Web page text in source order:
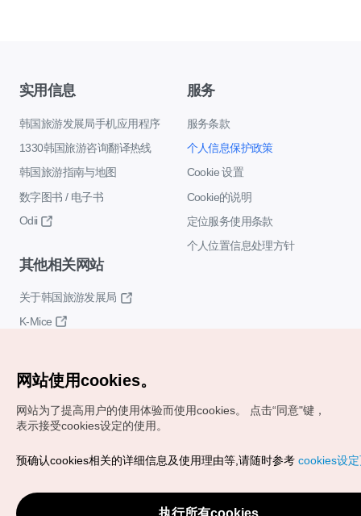
实用信息
韩国旅游发展局手机应用程序
1330韩国旅游咨询翻译热线
韩国旅游指南与地图
数字图书 / 电子书
Odii
服务
服务条款
个人信息保护政策
Cookie 设置
Cookie的说明
定位服务使用条款
个人位置信息处理方针
其他相关网站
关于韩国旅游发展局
K-Mice
Copyrights (c) 韩国旅游发展局版权所有
VISITKOREA官方邮箱
chnsim@knto.or.kr
网站使用cookies。
网站为了提高用户的使用体验而使用cookies。
点击“同意"键，
表示接受cookies设定的使用。
预确认cookies相关的详细信息及使用理由等,请随时参考 cookies设
执行所有cookies